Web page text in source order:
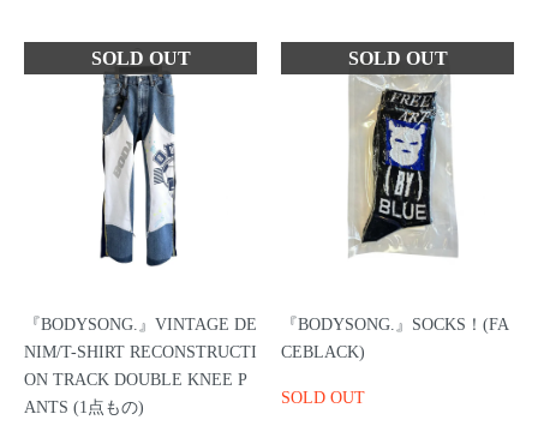
『BODYSONG.』VINTAGE DE
NIM/T-SHIRT RECONSTRUCTI
ON TRACK DOUBLE KNEE P
ANTS (1点もの)
『BODYSONG.』SOCKS！(FA
CEBLACK)
SOLD OUT